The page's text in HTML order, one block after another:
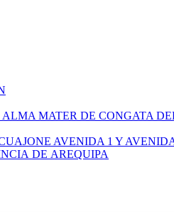
MATER DE CONGATA
AVENIDA 1 Y
DE AREQUIPA